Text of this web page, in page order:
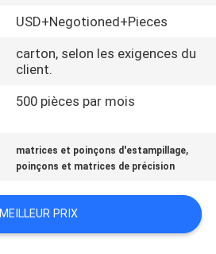
USD+Negotioned+Pieces
carton, selon les exigences du
client.
500 pièces par mois
matrices et poinçons d'estampillage,
poinçons et matrices de précision
MEILLEUR PRIX